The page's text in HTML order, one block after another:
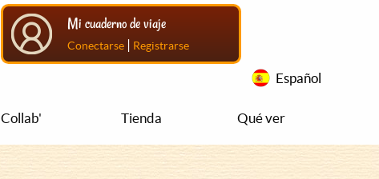
Mi cuaderno de viaje
Conectarse | Registrarse
Español
Collab' Tienda Qué ver